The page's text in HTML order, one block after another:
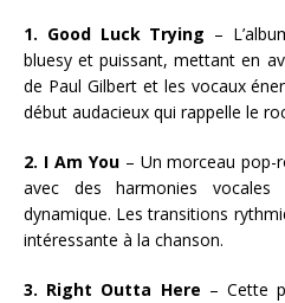
1. Good Luck Trying –
bluesy et puissant, mettant en
de Paul Gilbert et les vocaux
début audacieux qui rappelle le
2. I Am You– Un morceau pop-
avec des harmonies
dynamique. Les transitions
intéressante à la chanson.
3. Right Outta Here – Cette